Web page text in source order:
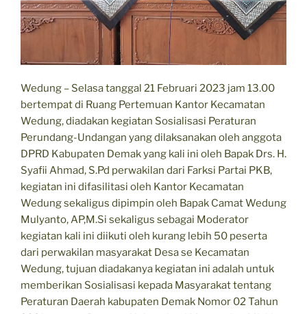
Wedung – Selasa tanggal 21 Februari 2023 jam 13.00
bertempat di Ruang Pertemuan Kantor Kecamatan
Wedung, diadakan kegiatan Sosialisasi Peraturan
Perundang-Undangan yang dilaksanakan oleh anggota
DPRD Kabupaten Demak yang kali ini oleh Bapak Drs. H.
Syafii Ahmad, S.Pd perwakilan dari Farksi Partai PKB,
kegiatan ini difasilitasi oleh Kantor Kecamatan
Wedung sekaligus dipimpin oleh Bapak Camat Wedung
Mulyanto, AP,M.Si sekaligus sebagai Moderator
kegiatan kali ini diikuti oleh kurang lebih 50 peserta
dari perwakilan masyarakat Desa se Kecamatan
Wedung, tujuan diadakanya kegiatan ini adalah untuk
memberikan Sosialisasi kepada Masyarakat tentang
Peraturan Daerah kabupaten Demak Nomor 02 Tahun